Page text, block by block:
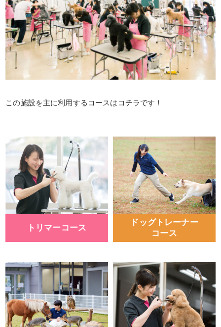
この施設を主に利用するコースはコチラです！
トリマーコース
ドッグトレーナー
コース